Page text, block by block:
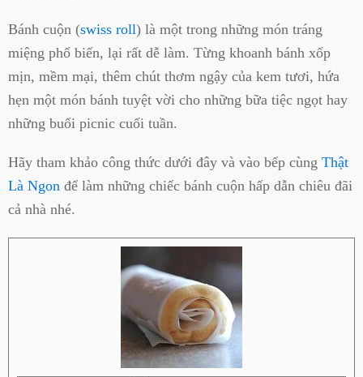
Bánh cuộn (swiss roll) là một trong những món tráng
miệng phổ biến, lại rất dễ làm. Từng khoanh bánh xốp
mịn, mềm mại, thêm chút thơm ngậy của kem tươi, hứa
hẹn một món bánh tuyệt vời cho những bữa tiệc ngọt hay
những buổi picnic cuối tuần.
Hãy tham khảo công thức dưới đây và vào bếp cùng Thật
Là Ngon để làm những chiếc bánh cuộn hấp dẫn chiêu đãi
cả nhà nhé.